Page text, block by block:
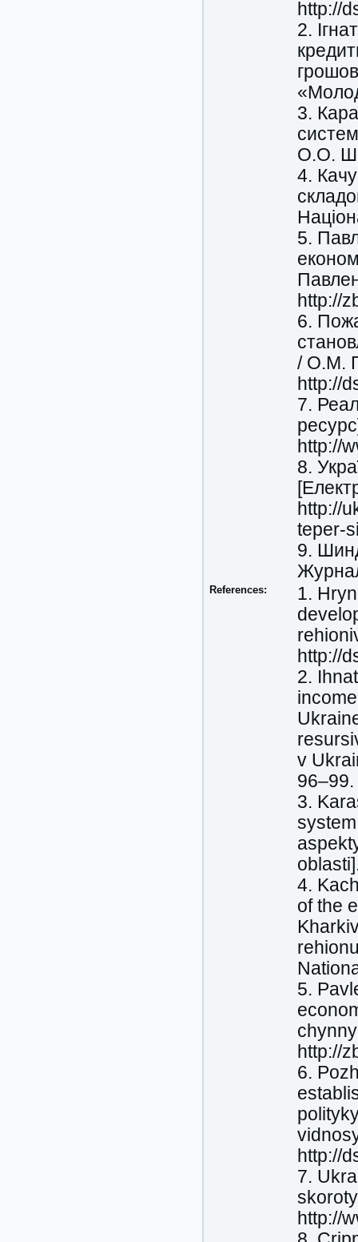
http://
2.
3.
О.О.
4.
5.
http://
6.
/ О.М.
http://
7.
http://
8.
http://
teper-
9.
References:
1.
http://
2.
v
96–99.
3.
4.
of the
5.
http://
6.
http://
7.
http://